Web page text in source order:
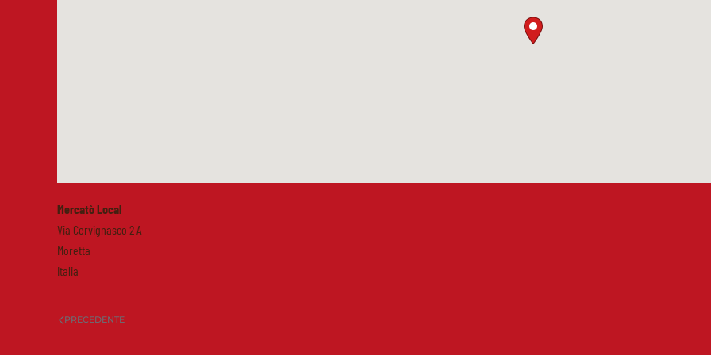
Mercatò Local
Via Cervignasco 2 A
Moretta
Italia
PRECEDENTE